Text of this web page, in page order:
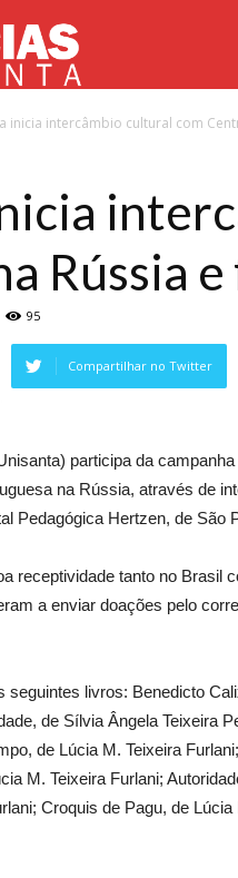
Unisanta
inicia intercâmbio cultural com
Rússia
95
Compartilhar no Twitter
participa da
na Rússia, através de
Pedagógica Hertzen, de São
receptividade tanto no Brasil
a enviar doações pelo
seguintes livros: Benedicto
de Sílvia Ângela Teixeira
de Lúcia M. Teixeira
M. Teixeira Furlani;
Croquis de Pagu, de